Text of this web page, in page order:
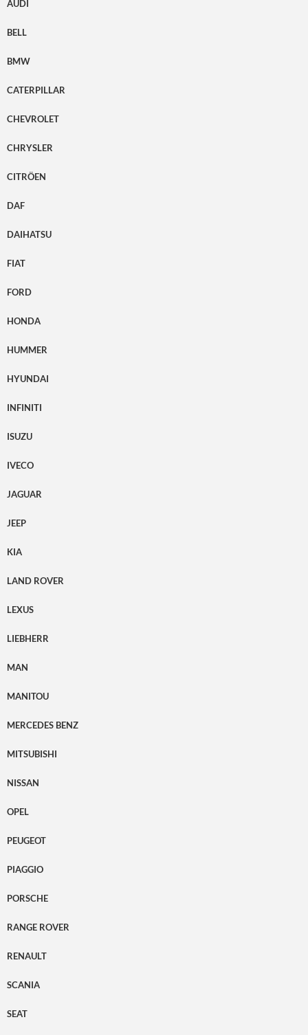
AUDI
BELL
BMW
CATERPILLAR
CHEVROLET
CHRYSLER
CITRÖEN
DAF
DAIHATSU
FIAT
FORD
HONDA
HUMMER
HYUNDAI
INFINITI
ISUZU
IVECO
JAGUAR
JEEP
KIA
LAND ROVER
LEXUS
LIEBHERR
MAN
MANITOU
MERCEDES BENZ
MITSUBISHI
NISSAN
OPEL
PEUGEOT
PIAGGIO
PORSCHE
RANGE ROVER
RENAULT
SCANIA
SEAT